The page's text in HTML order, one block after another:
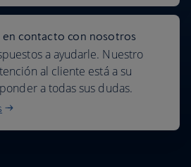
contacto con nosotros
a ayudarle. Nuestro
al cliente está a su
a todas sus dudas.